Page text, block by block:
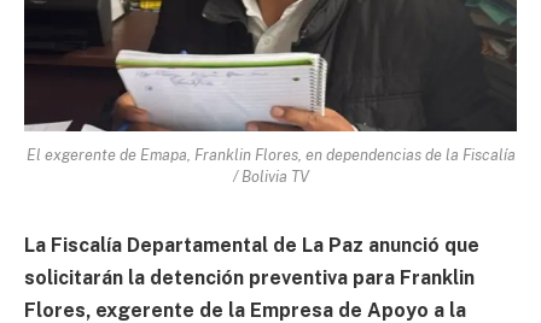
El exgerente de Emapa, Franklin Flores, en dependencias de la Fiscalía
/ Bolivia TV
La Fiscalía Departamental de La Paz anunció que
solicitarán la detención preventiva para Franklin
Flores, exgerente de la Empresa de Apoyo a la